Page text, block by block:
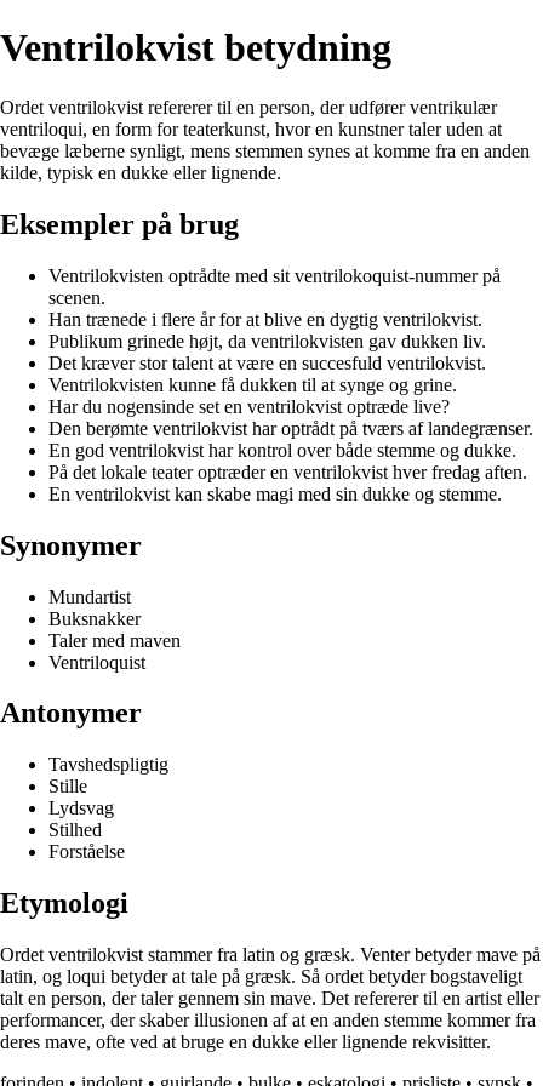
Ventrilokvist betydning
Ordet ventrilokvist refererer til en person, der udfører ventrikulær
ventriloqui, en form for teaterkunst, hvor en kunstner taler uden at
bevæge læberne synligt, mens stemmen synes at komme fra en anden
kilde, typisk en dukke eller lignende.
Eksempler på brug
Ventrilokvisten optrådte med sit ventrilokoquist-nummer på
scenen.
Han trænede i flere år for at blive en dygtig ventrilokvist.
Publikum grinede højt, da ventrilokvisten gav dukken liv.
Det kræver stor talent at være en succesfuld ventrilokvist.
Ventrilokvisten kunne få dukken til at synge og grine.
Har du nogensinde set en ventrilokvist optræde live?
Den berømte ventrilokvist har optrådt på tværs af landegrænser.
En god ventrilokvist har kontrol over både stemme og dukke.
På det lokale teater optræder en ventrilokvist hver fredag aften.
En ventrilokvist kan skabe magi med sin dukke og stemme.
Synonymer
Mundartist
Buksnakker
Taler med maven
Ventriloquist
Antonymer
Tavshedspligtig
Stille
Lydsvag
Stilhed
Forståelse
Etymologi
Ordet ventrilokvist stammer fra latin og græsk. Venter betyder mave på
latin, og loqui betyder at tale på græsk. Så ordet betyder bogstaveligt
talt en person, der taler gennem sin mave. Det refererer til en artist eller
performancer, der skaber illusionen af at en anden stemme kommer fra
deres mave, ofte ved at bruge en dukke eller lignende rekvisitter.